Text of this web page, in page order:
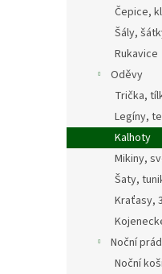
Čepice,
Šály,
Rukavice
Oděvy
Trička,
Legíny,
Kalhoty
Mikiny,
Šaty,
Kraťasy,
Noční
Noční